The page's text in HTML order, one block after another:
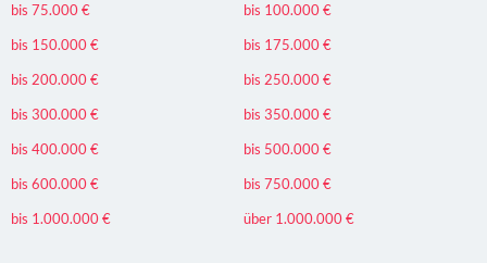
bis 75.000 €
bis 100.000 €
bis 150.000 €
bis 175.000 €
bis 200.000 €
bis 250.000 €
bis 300.000 €
bis 350.000 €
bis 400.000 €
bis 500.000 €
bis 600.000 €
bis 750.000 €
bis 1.000.000 €
über 1.000.000 €